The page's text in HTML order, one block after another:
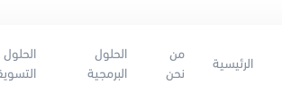
الرئيسية
من
نحن
الحلول
البرمجية
الحلول